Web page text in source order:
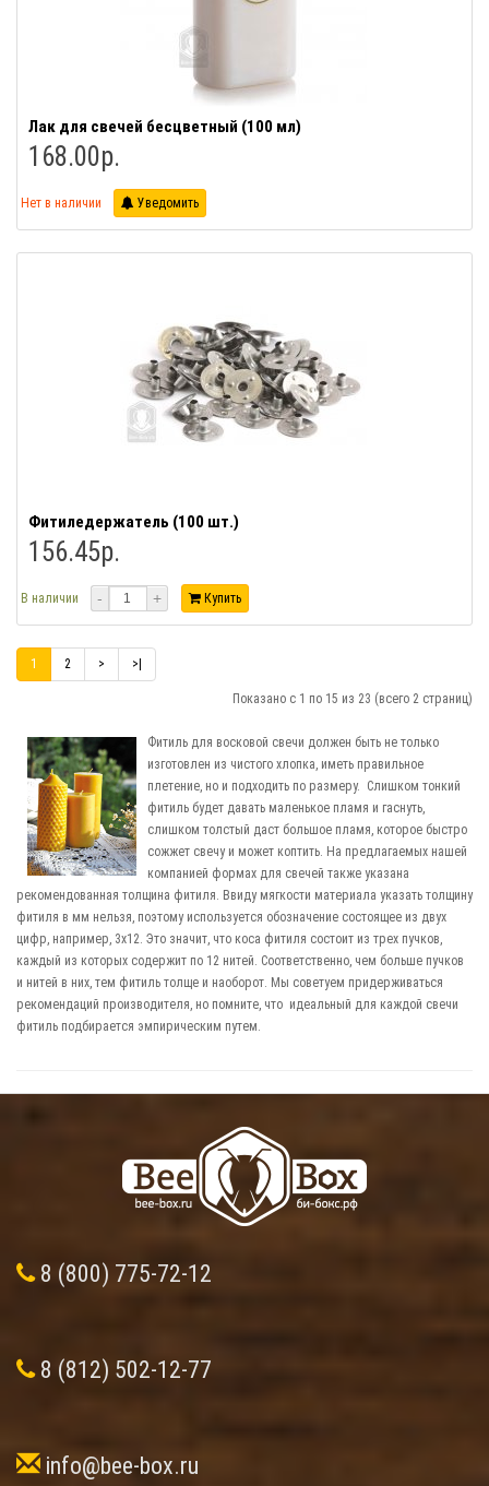
Лак для свечей бесцветный (100 мл)
168.00р.
Нет в наличии Уведомить
Фитиледержатель (100 шт.)
156.45р.
В наличии - + Купить
1 2 > >|
Показано с 1 по 15 из 23 (всего 2 страниц)
Фитиль для восковой свечи должен быть не только
изготовлен из чистого хлопка, иметь правильное
плетение, но и подходить по размеру. Слишком тонкий
фитиль будет давать маленькое пламя и гаснуть,
слишком толстый даст большое пламя, которое быстро
сожжет свечу и может коптить. На предлагаемых нашей
компанией формах для свечей также указана
рекомендованная толщина фитиля. Ввиду мягкости материала указать толщину
фитиля в мм нельзя, поэтому используется обозначение состоящее из двух
цифр, например, 3х12. Это значит, что коса фитиля состоит из трех пучков,
каждый из которых содержит по 12 нитей. Соответственно, чем больше пучков
и нитей в них, тем фитиль толще и наоборот. Мы советуем придерживаться
рекомендаций производителя, но помните, что идеальный для каждой свечи
фитиль подбирается эмпирическим путем.
8 (800) 775-72-12
8 (812) 502-12-77
info@bee-box.ru